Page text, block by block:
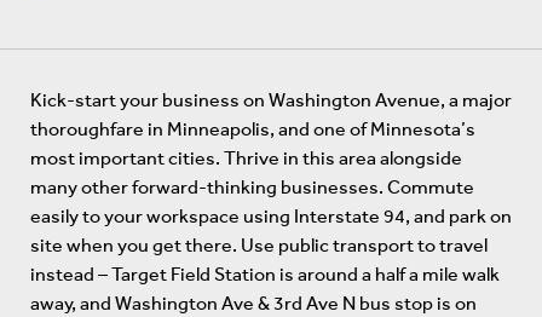
Kick-start your business on Washington Avenue, a major
thoroughfare in Minneapolis, and one of Minnesota’s
most important cities. Thrive in this area alongside
many other forward-thinking businesses. Commute
easily to your workspace using Interstate 94, and park on
site when you get there. Use public transport to travel
instead – Target Field Station is around a half a mile walk
away, and Washington Ave & 3rd Ave N bus stop is on